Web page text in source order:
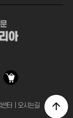
터 오시는길